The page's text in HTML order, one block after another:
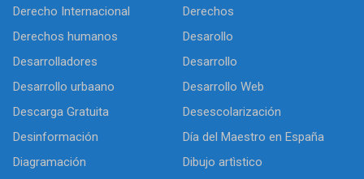
Derecho Internacional
Derechos
Derechos humanos
Desarollo
Desarrolladores
Desarrollo
Desarrollo urbaano
Desarrollo Web
Descarga Gratuita
Desescolarización
Desinformación
Día del Maestro en España
Diagramación
Dibujo artìstico